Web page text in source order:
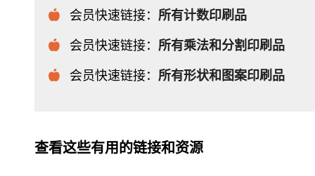
会员快速链接： 所有计数印刷品
会员快速链接： 所有乘法和分割印刷品
会员快速链接： 所有形状和图案印刷品
查看这些有用的链接和资源